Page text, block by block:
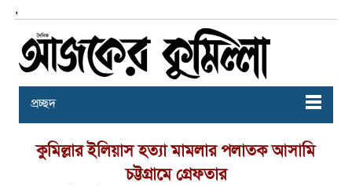
,
প্রচ্ছদ
কুমিল্লার ইলিয়াস হত্যা মামলার পলাতক আসামি
চট্টগ্রামে গ্রেফতার